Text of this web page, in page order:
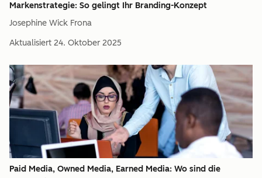
Markenstrategie: So gelingt Ihr Branding-Konzept
Josephine Wick Frona
Aktualisiert 24. Oktober 2025
Paid Media, Owned Media, Earned Media: Wo sind die